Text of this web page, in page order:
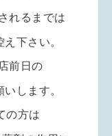
れるまでは
下さい。
前日の
します。
の方は